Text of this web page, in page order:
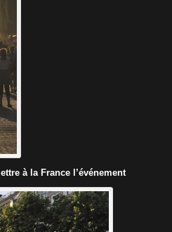
à la France l’événement